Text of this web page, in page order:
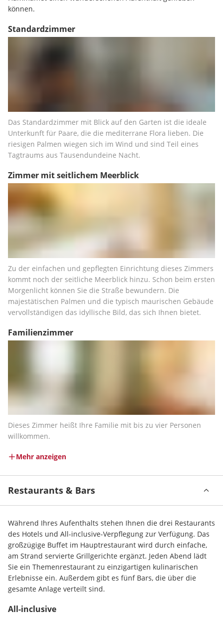
können.
Standardzimmer
Das Standardzimmer mit Blick auf den Garten ist die ideale
Unterkunft für Paare, die die mediterrane Flora lieben. Die
riesigen Palmen wiegen sich im Wind und sind Teil eines
Tagtraums aus Tausendundeine Nacht.
Zimmer mit seitlichem Meerblick
Zu der einfachen und gepflegten Einrichtung dieses Zimmers
kommt noch der seitliche Meerblick hinzu. Schon beim ersten
Morgenlicht können Sie die Straße bewundern. Die
majestätischen Palmen und die typisch maurischen Gebäude
vervollständigen das idyllische Bild, das sich Ihnen bietet.
Familienzimmer
Dieses Zimmer heißt Ihre Familie mit bis zu vier Personen
willkommen.
Mehr anzeigen
Restaurants & Bars
Während Ihres Aufenthalts stehen Ihnen die drei Restaurants
des Hotels und All-inclusive-Verpflegung zur Verfügung. Das
großzügige Buffet im Hauptrestaurant wird durch einfache,
am Strand servierte Grillgerichte ergänzt. Jeden Abend lädt
Sie ein Themenrestaurant zu einzigartigen kulinarischen
Erlebnisse ein. Außerdem gibt es fünf Bars, die über die
gesamte Anlage verteilt sind.
All-inclusive